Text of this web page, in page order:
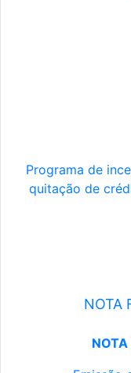
Programa de
quitação de
NOTA
NOTA